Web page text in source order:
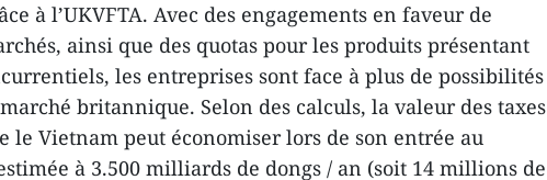
à l’UKVFTA. Avec des engagements en faveur de
ainsi que des quotas pour les produits présentant
les entreprises sont face à plus de possibilités
britannique. Selon des calculs, la valeur des taxes
le Vietnam peut économiser lors de son entrée au
à 3.500 milliards de dongs / an (soit 14 millions de